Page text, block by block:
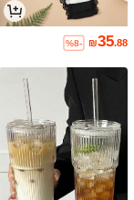
₪35.88
%8-